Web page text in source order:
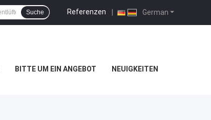
German
Referenzen |
Suche
BITTE UM EIN ANGEBOT NEUIGKEITEN